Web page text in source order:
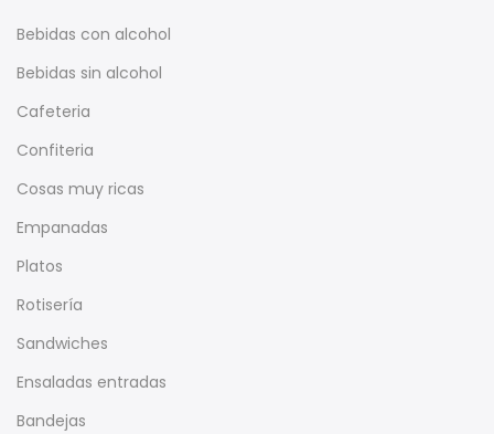
Bebidas con alcohol
Bebidas sin alcohol
Cafeteria
Confiteria
Cosas muy ricas
Empanadas
Platos
Rotisería
Sandwiches
Ensaladas entradas
Bandejas